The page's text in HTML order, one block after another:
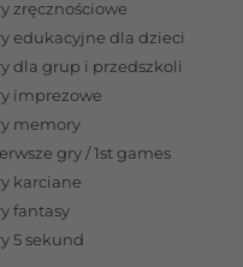
zręcznościowe
edukacyjne dla dzieci
dla grup i przedszkoli
imprezowe
memory
gry / 1st games
karciane
fantasy
5 sekund